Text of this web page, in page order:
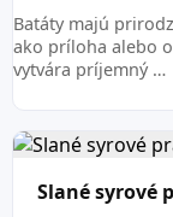
Batáty majú
ako príloha alebo
vytvára príjemný …
Slané syrové